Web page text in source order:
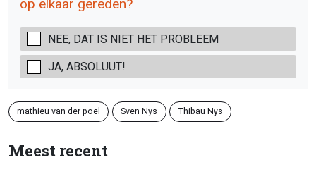
op elkaar gereden?
NEE, DAT IS NIET HET PROBLEEM
JA, ABSOLUUT!
mathieu van der poel Sven Nys Thibau Nys
Meest recent